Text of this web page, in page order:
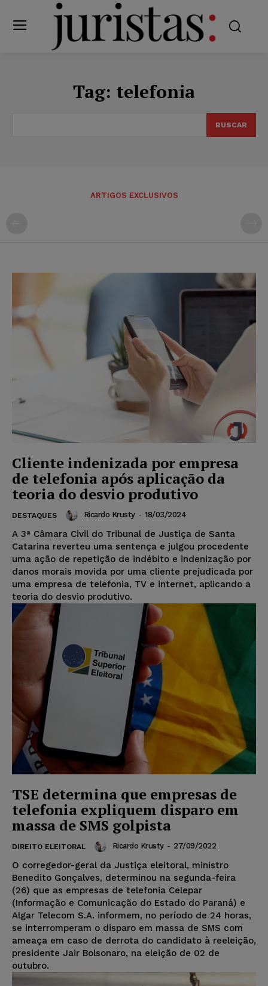
Tag: telefonia
BUSCAR
ARTIGOS EXCLUSIVOS
Cliente indenizada por empresa
de telefonia após aplicação da
teoria do desvio produtivo
DESTAQUES Ricardo Krusty - 18/03/2024
A 3ª Câmara Civil do Tribunal de Justiça de Santa
Catarina reverteu uma sentença e julgou procedente
uma ação de repetição de indébito e indenização por
danos morais movida por uma cliente prejudicada por
uma empresa de telefonia, TV e internet, aplicando a
teoria do desvio produtivo.
TSE determina que empresas de
telefonia expliquem disparo em
massa de SMS golpista
DIREITO ELEITORAL Ricardo Krusty - 27/09/2022
O corregedor-geral da Justiça eleitoral, ministro
Benedito Gonçalves, determinou na segunda-feira
(26) que as empresas de telefonia Celepar
(Informação e Comunicação do Estado do Paraná) e
Algar Telecom S.A. informem, no período de 24 horas,
se interromperam o disparo em massa de SMS com
ameaça em caso de derrota do candidato à reeleição,
presidente Jair Bolsonaro, na eleição de 02 de
outubro.